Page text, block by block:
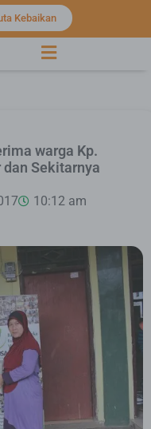
Kebaikan
warga Kp.
Sekitarnya
10:12 am